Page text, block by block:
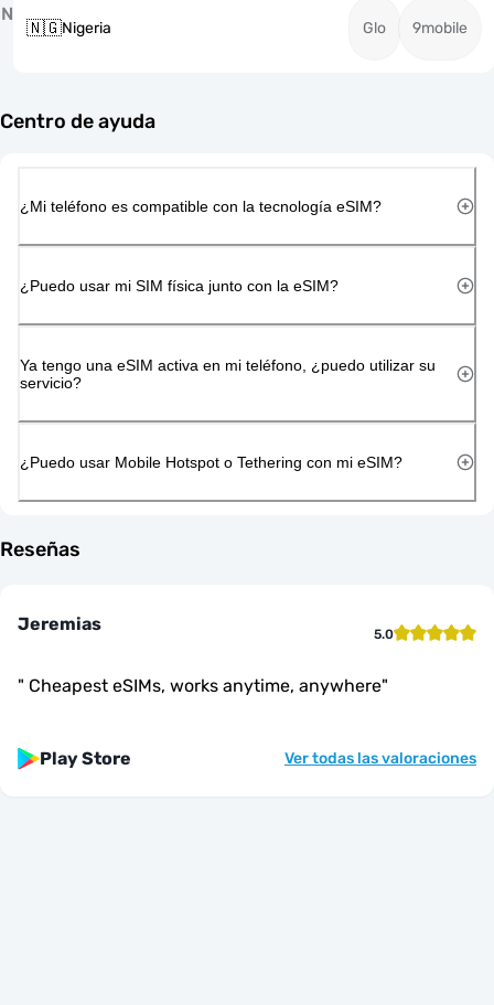
N
🇳🇬Nigeria Glo 9mobile
Centro de ayuda
¿Mi teléfono es compatible con la tecnología eSIM?
¿Puedo usar mi SIM física junto con la eSIM?
Ya tengo una eSIM activa en mi teléfono, ¿puedo utilizar su
servicio?
¿Puedo usar Mobile Hotspot o Tethering con mi eSIM?
Reseñas
Jeremias 5.0
" Cheapest eSIMs, works anytime, anywhere"
Play Store Ver todas las valoraciones